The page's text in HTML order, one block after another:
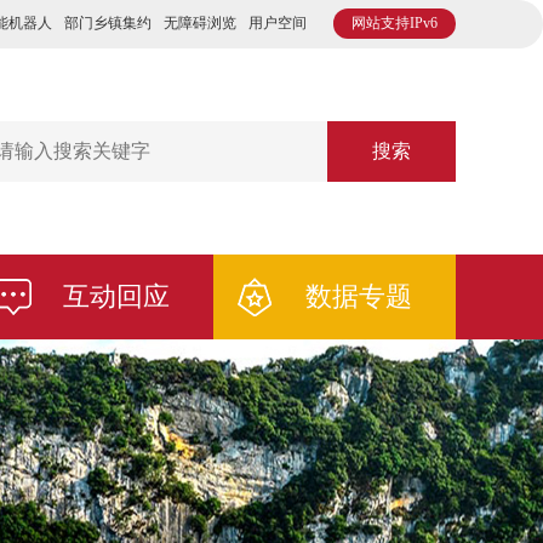
网站支持IPv6
机器人 部门乡镇集约 无障碍浏览 用户空间
搜索
互动回应 数据专题